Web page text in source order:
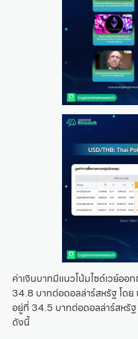
ค่าเงินบาทมีแนวโน้มไซด์เวย์ออ
34.8 บาทต่อดอลล่าร์สหรัฐ โด
อยู่ที่ 34.5 บาทต่อดอลล่าร์สหรั
ดังนี้